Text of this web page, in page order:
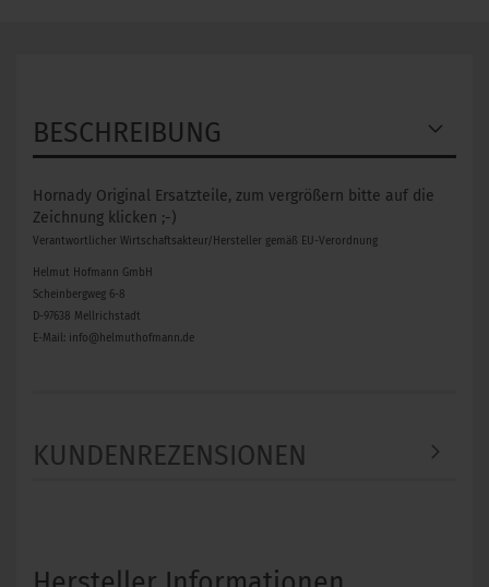
BESCHREIBUNG
Hornady Original Ersatzteile, zum vergrößern bitte auf die
Zeichnung klicken ;-)
Verantwortlicher Wirtschaftsakteur/Hersteller gemäß EU-Verordnung
Helmut Hofmann GmbH
Scheinbergweg 6-8
D-97638 Mellrichstadt
E-Mail: info@helmuthofmann.de
KUNDENREZENSIONEN